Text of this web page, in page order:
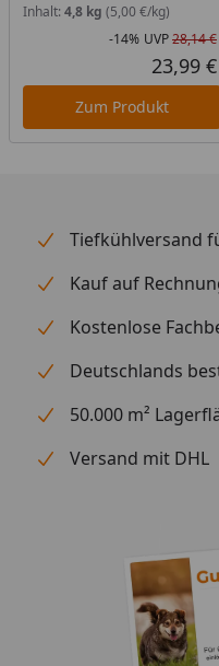
Inhalt: 4,8 kg (5,00 €/kg)
-14% UVP28,14 €
23,99 €
Zum Produkt
Tiefkühlversand
Kauf auf
Kostenlose
Deutschlands
50.000 m²
Versand mit DHL